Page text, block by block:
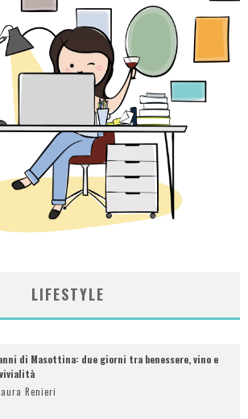
LIFESTYLE
di Masottina: due giorni tra benessere, vino e
Renieri